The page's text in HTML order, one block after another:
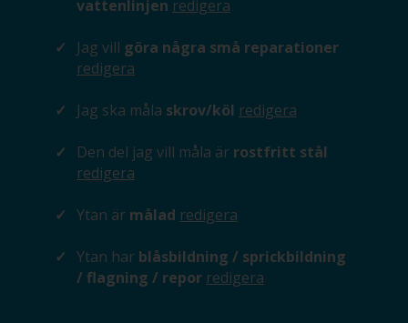
vattenlinjen redigera
Jag vill göra några små reparationer
redigera
Jag ska måla skrov/köl redigera
Den del jag vill måla är rostfritt stål
redigera
Ytan är målad redigera
Ytan har blåsbildning / sprickbildning
/ flagning / repor redigera